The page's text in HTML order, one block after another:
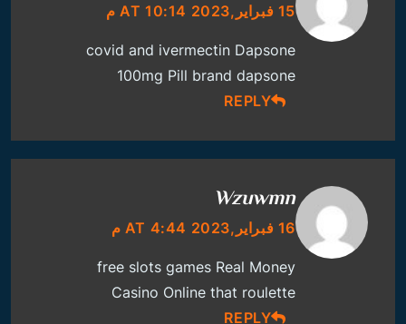
15 فبراير,2023 AT 10:14 م
covid and ivermectin Dapsone
100mg Pill brand dapsone
REPLY
Wzuwmn
16 فبراير,2023 AT 4:44 م
free slots games Real Money
Casino Online that roulette
REPLY